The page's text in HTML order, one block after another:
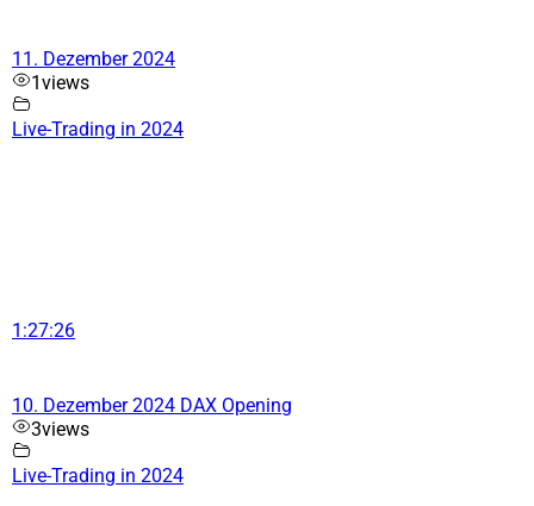
11. Dezember 2024
1views
Live-Trading in 2024
1:27:26
10. Dezember 2024 DAX Opening
3views
Live-Trading in 2024